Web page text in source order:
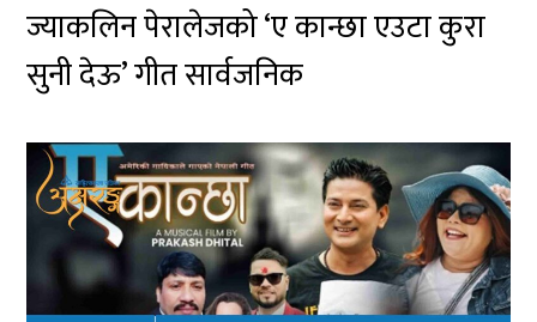
ज्याकलिन पेरालेजको ‘ए कान्छा एउटा कुरा
सुनी देऊ’ गीत सार्वजनिक